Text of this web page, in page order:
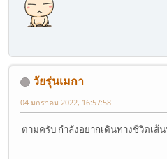
วัยรุ่นเมกา
04 มกราคม 2022, 16:57:58
ตามครับ กำลังอยากเดินทางชีวิตเส้